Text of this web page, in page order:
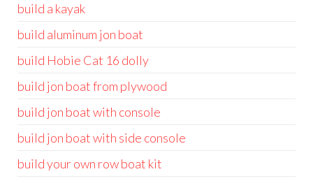
build a kayak
build aluminum jon boat
build Hobie Cat 16 dolly
build jon boat from plywood
build jon boat with console
build jon boat with side console
build your own row boat kit